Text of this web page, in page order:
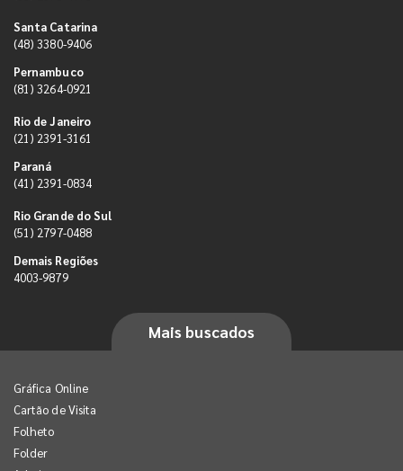
Santa Catarina
(48) 3380-9406
Pernambuco
(81) 3264-0921
Rio de Janeiro
(21) 2391-3161
Paraná
(41) 2391-0834
Rio Grande do Sul
(51) 2797-0488
Demais Regiões
4003-9879
Mais buscados
Gráfica Online
Cartão de Visita
Folheto
Folder